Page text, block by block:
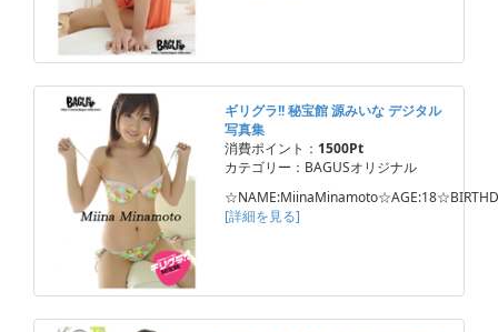
ギリグラ!! 秘宝館 源みいな デジタル
写真集
消費ポイント： 1500Pt
カテゴリー：BAGUSオリジナル
[詳細を見る]